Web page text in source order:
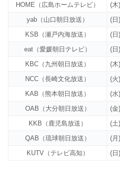
HOME（広島ホームテレビ）
(
yab（山口朝日放送）
(
KSB（瀬戸内海放送）
(
eat（愛媛朝日テレビ）
(
KBC（九州朝日放送）
(
NCC（長崎文化放送）
(
KAB（熊本朝日放送）
(
OAB（大分朝日放送）
(
KKB（鹿児島放送）
(
QAB（琉球朝日放送）
(
KUTV（テレビ高知）
(